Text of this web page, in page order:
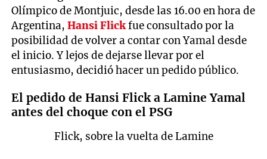
Olímpico de Montjuic, desde las 16.00 en hora de
Argentina,Hansi Flickfue consultado por la
posibilidad de volver a contar con Yamal desde
el inicio. Y lejos de dejarse llevar por el
entusiasmo, decidió hacer un pedido público.
El pedido de Hansi Flick a Lamine Yamal
antes del choque con el PSG
Flick, sobre la vuelta de Lamine